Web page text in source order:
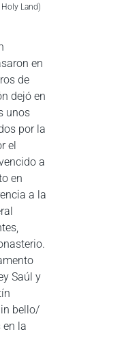
Land)
en
de
dejó en
unos
por la
el
a
en
a la
Saúl y
bello/
en la